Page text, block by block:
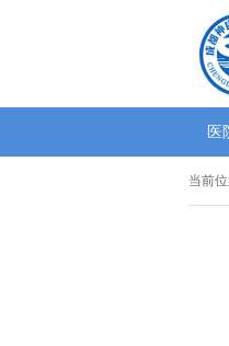
医
当前位